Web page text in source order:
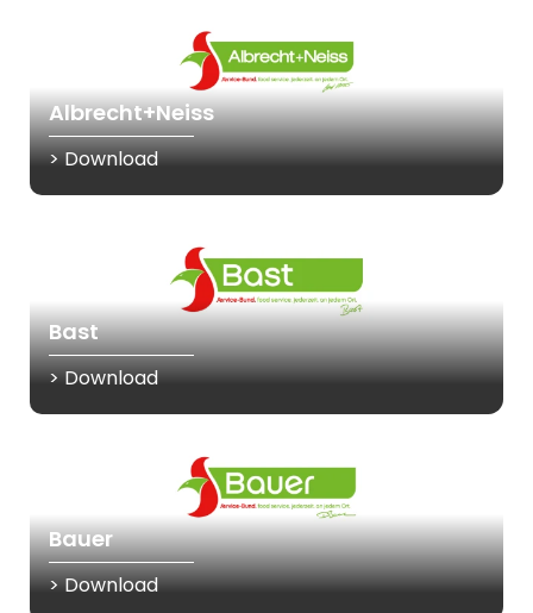
Albrecht+Neiss
> Download
Bast
> Download
Bauer
> Download